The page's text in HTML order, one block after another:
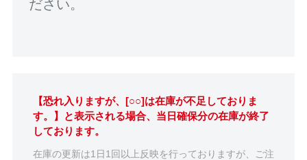
ださい。
【恐れ入りますが、[○○]は在庫が不足しておりま
す。】と表示される場合、当日確保分の在庫が終了
しております。
在庫の更新は1日1回以上反映を行っておりますが、ご注